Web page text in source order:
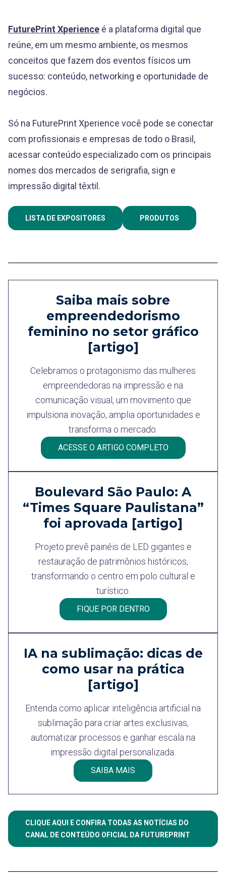
FuturePrint Xperience é a plataforma digital que
reúne, em um mesmo ambiente, os mesmos
conceitos que fazem dos eventos físicos um
sucesso: conteúdo, networking e oportunidade de
negócios.
Só na FuturePrint Xperience você pode se conectar
com profissionais e empresas de todo o Brasil,
acessar conteúdo especializado com os principais
nomes dos mercados de serigrafia, sign e
impressão digital têxtil.
LISTA DE EXPOSITORES PRODUTOS
Saiba mais sobre
empreendedorismo
feminino no setor gráfico
[artigo]
Celebramos o protagonismo das mulheres
empreendedoras na impressão e na
comunicação visual, um movimento que
impulsiona inovação, amplia oportunidades e
transforma o mercado.
ACESSE O ARTIGO COMPLETO
Boulevard São Paulo: A
“Times Square Paulistana”
foi aprovada [artigo]
Projeto prevê painéis de LED gigantes e
restauração de patrimônios históricos,
transformando o centro em polo cultural e
turístico.
FIQUE POR DENTRO
IA na sublimação: dicas de
como usar na prática
[artigo]
Entenda como aplicar inteligência artificial na
sublimação para criar artes exclusivas,
automatizar processos e ganhar escala na
impressão digital personalizada.
SAIBA MAIS
CLIQUE AQUI E CONFIRA TODAS AS NOTÍCIAS DO
CANAL DE CONTEÚDO OFICIAL DA FUTUREPRINT